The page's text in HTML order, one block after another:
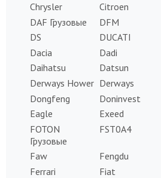
Chrysler
Citroen
DAF Грузовые
DFM
DS
DUCATI
Dacia
Dadi
Daihatsu
Datsun
Derways Hower Derways
Dongfeng
Doninvest
Eagle
Exeed
FOTON
Грузовые
FST0A4
Faw Fengdu
Ferrari
Fiat